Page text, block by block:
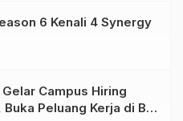
6 Kenali 4 Synergy
Gelar Campus Hiring
Buka Peluang Kerja di BRI